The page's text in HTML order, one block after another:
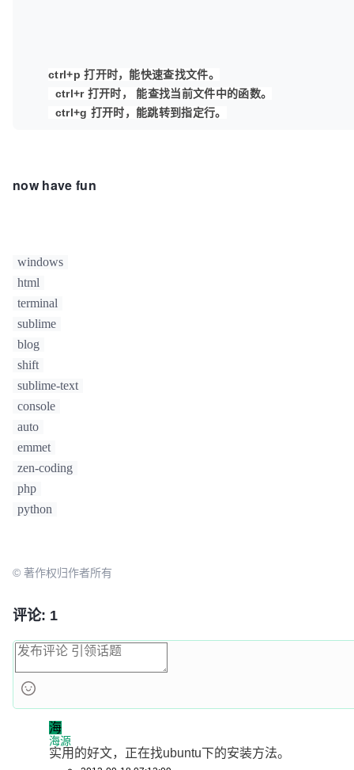
ctrl+p 打开时，能快速查找文件。
ctrl+r 打开时， 能查找当前文件中的函数。
ctrl+g 打开时，能跳转到指定行。
Ctrl+KK          从光标处
Ctrl+KU
Ctrl+KL
Ctrl+D           选词 （按住-继续选择下个相
Ctrl+M           光标移动至括号内开
Ctrl+Shift+M     选择括号内的内容（按住-
Ctrl+/           注释整行（如已选择内容，同
Ctrl+Shift+/     注释
Ctrl+Shift+V      粘贴并自动缩进（其它兄弟写的，实测win
Ctrl+M           光标跳至
Alt+.            闭合
Ctrl+Shift+A     选择光标位
Ctrl+KT
Ctrl+U
Ctrl+T
Tab
Ctrl+Shift+UP    与
Ctrl+K Backspace 从光标
Ctrl+Enter
Ctrl+Shift Enter
now have fun
windows
html
terminal
sublime
blog
shift
sublime-text
console
auto
emmet
zen-coding
php
python
© 著作权归作者所有
评论: 1
海
海源
实用的好文，正在找ubuntu下的安装方法。